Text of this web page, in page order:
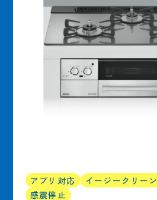
アプリ対応 イージークリーン
感震停止